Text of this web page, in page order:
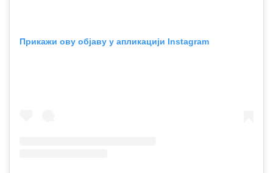
Прикажи ову објаву у апликацији Instagram